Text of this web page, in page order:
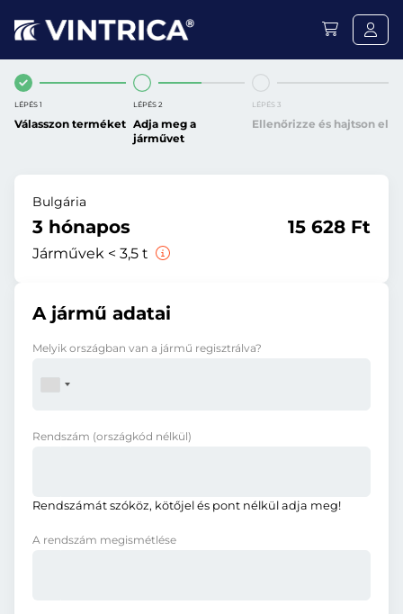
LÉPÉS 1
Válasszon terméket
LÉPÉS 2
Adja meg a
járművet
LÉPÉS 3
Ellenőrizze és hajtson el
Bulgária
3 hónapos
Járművek < 3,5 t
15 628 Ft
A jármű adatai
Melyik országban van a jármű regisztrálva?
Rendszám (országkód nélkül)
Rendszámát szóköz, kötőjel és pont nélkül adja meg!
A rendszám megismétlése